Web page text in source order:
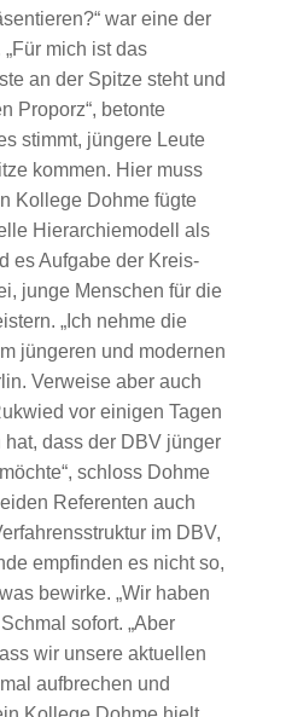
war eine der
mich ist das
an der Spitze steht und
Proporz“, betonte
stimmt, jüngere Leute
kommen. Hier muss
Kollege Dohme fügte
Hierarchiemodell als
es Aufgabe der Kreis-
junge Menschen für die
„Ich nehme die
jüngeren und modernen
Verweise aber auch
vor einigen Tagen
dass der DBV jünger
schloss Dohme
Referenten auch
im DBV,
empfinden es nicht so,
bewirke. „Wir haben
sofort. „Aber
wir unsere aktuellen
aufbrechen und